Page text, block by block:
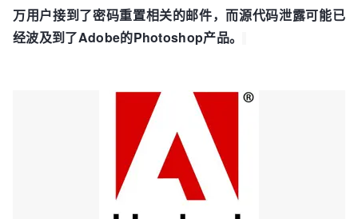
万用户接到了密码重置相关的邮件，而源代码泄露可能已
经波及到了Adobe的Photoshop产品。